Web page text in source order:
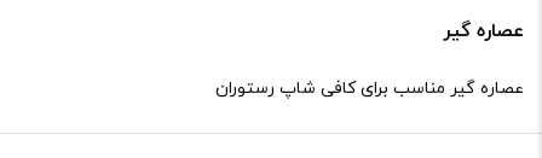
عصاره گیر
عصاره گیر مناسب برای کافی شاپ رستوران